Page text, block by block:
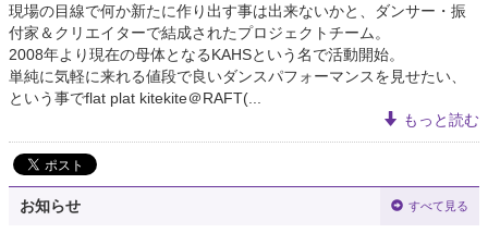
現場の目線で何か新たに作り出す事は出来ないかと、ダンサー・振
付家＆クリエイターで結成されたプロジェクトチーム。
2008年より現在の母体となるKAHSという名で活動開始。
単純に気軽に来れる値段で良いダンスパフォーマンスを見せたい、
という事でflat plat kitekite＠RAFT(...
もっと読む
お知らせ すべて見る